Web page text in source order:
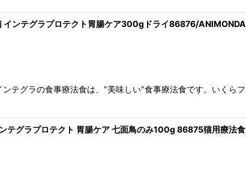
インテグラプロテクト胃腸ケア300gドライ86876/
テグラの食事療法食は、"美味しい"食事療法食です。いく
テグラプロテクト 胃腸ケア 七面鳥のみ100g 86875猫用療法